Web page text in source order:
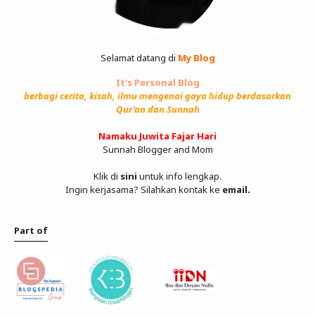
Selamat datang di My Blog
It's Personal Blog
berbagi cerita, kisah, ilmu mengenai gaya hidup berdasarkan
Qur'an dan Sunnah
Namaku Juwita Fajar Hari
Sunnah Blogger and Mom
Klik di sini untuk info lengkap.
Ingin kerjasama? Silahkan kontak ke email.
Part of